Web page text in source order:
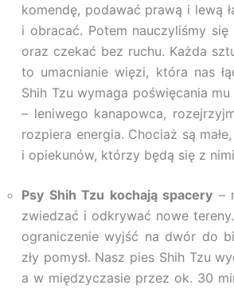
komendę, podawać prawą i lewą
i obracać. Potem nauczyliśmy
oraz czekać bez ruchu. Każda
to umacnianie więzi, która nas
Shih Tzu wymaga poświęcania
– leniwego kanapowca,
rozpiera energia. Chociaż są
i opiekunów, którzy będą się z
Psy Shih Tzu kochają spacery –
zwiedzać i odkrywać nowe
ograniczenie wyjść na dwór do
zły pomysł. Nasz pies Shih Tzu
a w międzyczasie przez ok. 30